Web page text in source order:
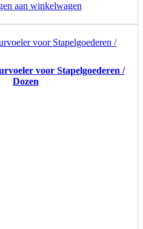
aan winkelwagen
voor Stapelgoederen /
Dozen